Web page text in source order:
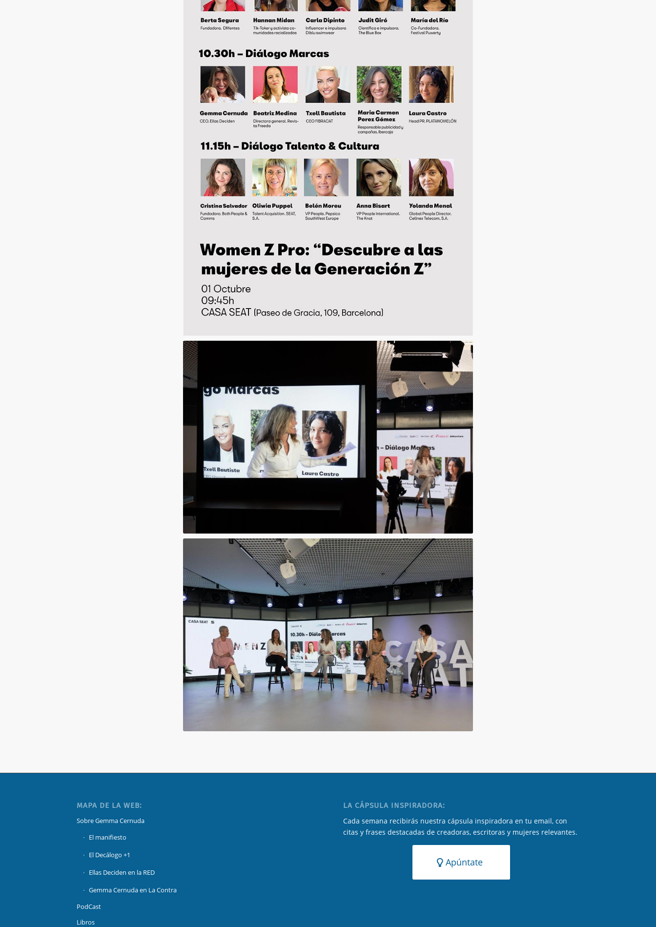
MAPA DE LA WEB:
Sobre Gemma Cernuda
El manifiesto
El Decálogo +1
Ellas Deciden en la RED
Gemma Cernuda en La Contra
PodCast
Libros
LA CÁPSULA INSPIRADORA:
Cada semana recibirás nuestra cápsula inspiradora en tu email, con
citas y frases destacadas de creadoras, escritoras y mujeres relevantes.
Apúntate